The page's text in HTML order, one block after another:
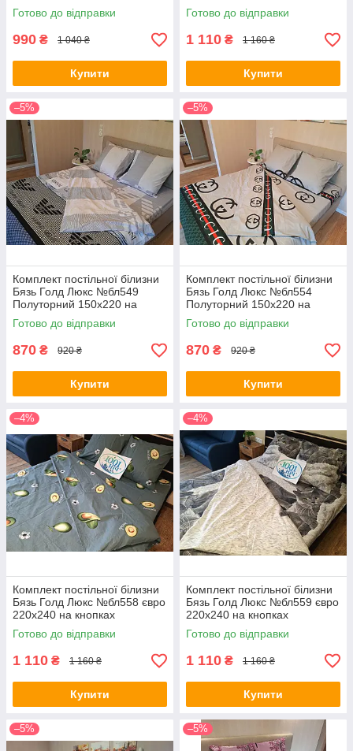
на кнопках
Готово до відправки
990 ₴ 1 040 ₴
Купити
Готово до відправки
1 110 ₴ 1 160 ₴
Купити
–5%
Комплект постільної білизни
Бязь Голд Люкс №бл549
Полуторний 150х220 на
кнопках
Готово до відправки
870 ₴ 920 ₴
Купити
–5%
Комплект постільної білизни
Бязь Голд Люкс №бл554
Полуторний 150х220 на
кнопках
Готово до відправки
870 ₴ 920 ₴
Купити
–4%
Комплект постільної білизни
Бязь Голд Люкс №бл558 євро
220х240 на кнопках
Готово до відправки
1 110 ₴ 1 160 ₴
Купити
–4%
Комплект постільної білизни
Бязь Голд Люкс №бл559 євро
220х240 на кнопках
Готово до відправки
1 110 ₴ 1 160 ₴
Купити
–5% –5%